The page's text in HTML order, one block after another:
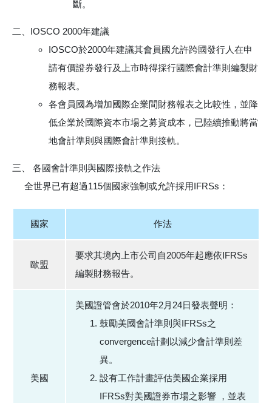
斷。
IOSCO 2000年建議
IOSCO於2000年建議其會員國允許跨國發行人在申
請有價證券發行及上市時得採行國際會計準則編製財
務報表。
各會員國為增加國際企業間財務報表之比較性，並降
低企業於國際資本市場之募資成本，已陸續推動將當
地會計準則與國際會計準則接軌。
各國會計準則與國際接軌之作法
全世界已有超過115個國家強制或允許採用IFRSs：
國家 作法
歐盟
要求其境內上市公司自2005年起應依IFRSs
編製財務報告。
美國
美國證管會於2010年2月24日發表聲明：
鼓勵美國會計準則與IFRSs之
convergence計劃以減少會計準則差
異。
設有工作計畫評估美國企業採用
IFRSs對美國證券市場之影響 ，並表